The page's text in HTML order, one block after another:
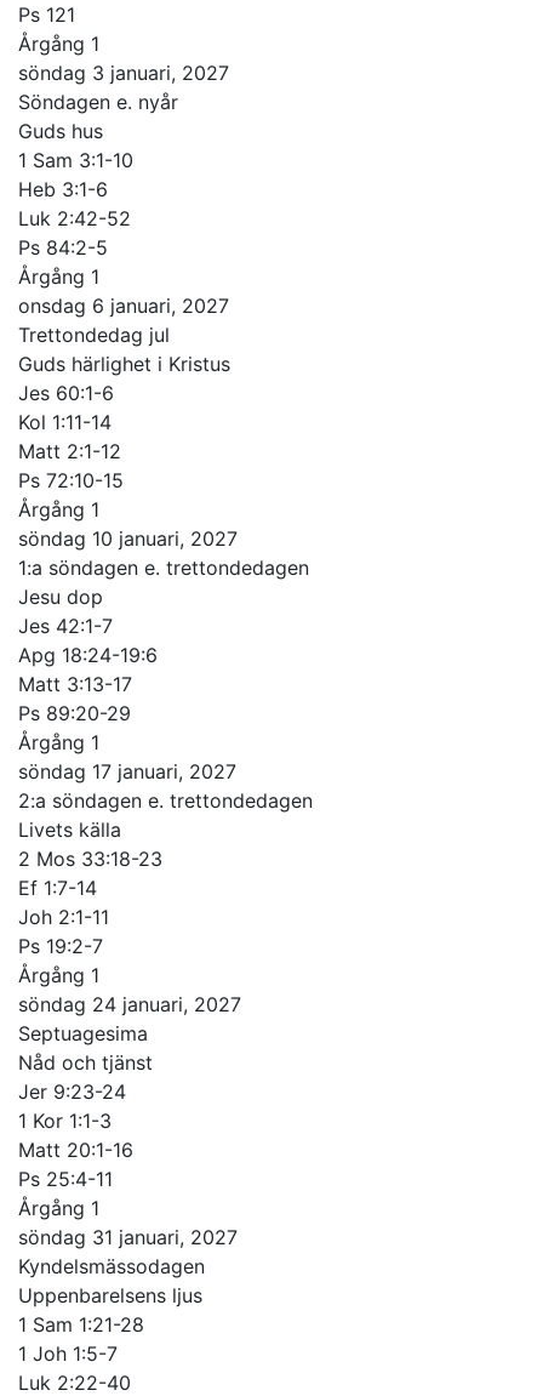
Ps 121
Årgång 1
söndag 3 januari, 2027
Söndagen e. nyår
Guds hus
1 Sam 3:1-10
Heb 3:1-6
Luk 2:42-52
Ps 84:2-5
Årgång 1
onsdag 6 januari, 2027
Trettondedag jul
Guds härlighet i Kristus
Jes 60:1-6
Kol 1:11-14
Matt 2:1-12
Ps 72:10-15
Årgång 1
söndag 10 januari, 2027
1:a söndagen e. trettondedagen
Jesu dop
Jes 42:1-7
Apg 18:24-19:6
Matt 3:13-17
Ps 89:20-29
Årgång 1
söndag 17 januari, 2027
2:a söndagen e. trettondedagen
Livets källa
2 Mos 33:18-23
Ef 1:7-14
Joh 2:1-11
Ps 19:2-7
Årgång 1
söndag 24 januari, 2027
Septuagesima
Nåd och tjänst
Jer 9:23-24
1 Kor 1:1-3
Matt 20:1-16
Ps 25:4-11
Årgång 1
söndag 31 januari, 2027
Kyndelsmässodagen
Uppenbarelsens ljus
1 Sam 1:21-28
1 Joh 1:5-7
Luk 2:22-40